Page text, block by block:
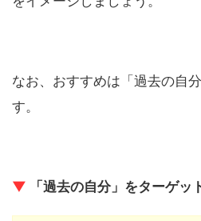
なお、おすすめは「過去の自
す。
▼ 「過去の自分」をターゲッ